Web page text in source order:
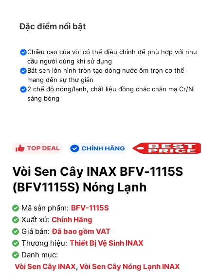
Đặc điểm nổi bật
Chiều cao của vòi có thể điều chỉnh để phù hợp với nhu
cầu người dùng khi sử dụng
Bát sen lớn hình tròn tạo dòng nước ôm trọn cơ thể
mang đến sự thư giãn
2 chế độ nóng/lạnh, chất liệu đồng chắc chắn mạ Cr/Ni
sáng bóng
Vòi Sen Cây INAX BFV-1115S
(BFV1115S) Nóng Lạnh
Mã sản phẩm: BFV-1115S
Xuất xứ: Chính Hãng
Giá bán: Đã bao gồm VAT
Thương hiệu: Thiết Bị Vệ Sinh INAX
Danh mục:
Vòi Sen Cây INAX,Vòi Sen Cây Nóng Lạnh INAX